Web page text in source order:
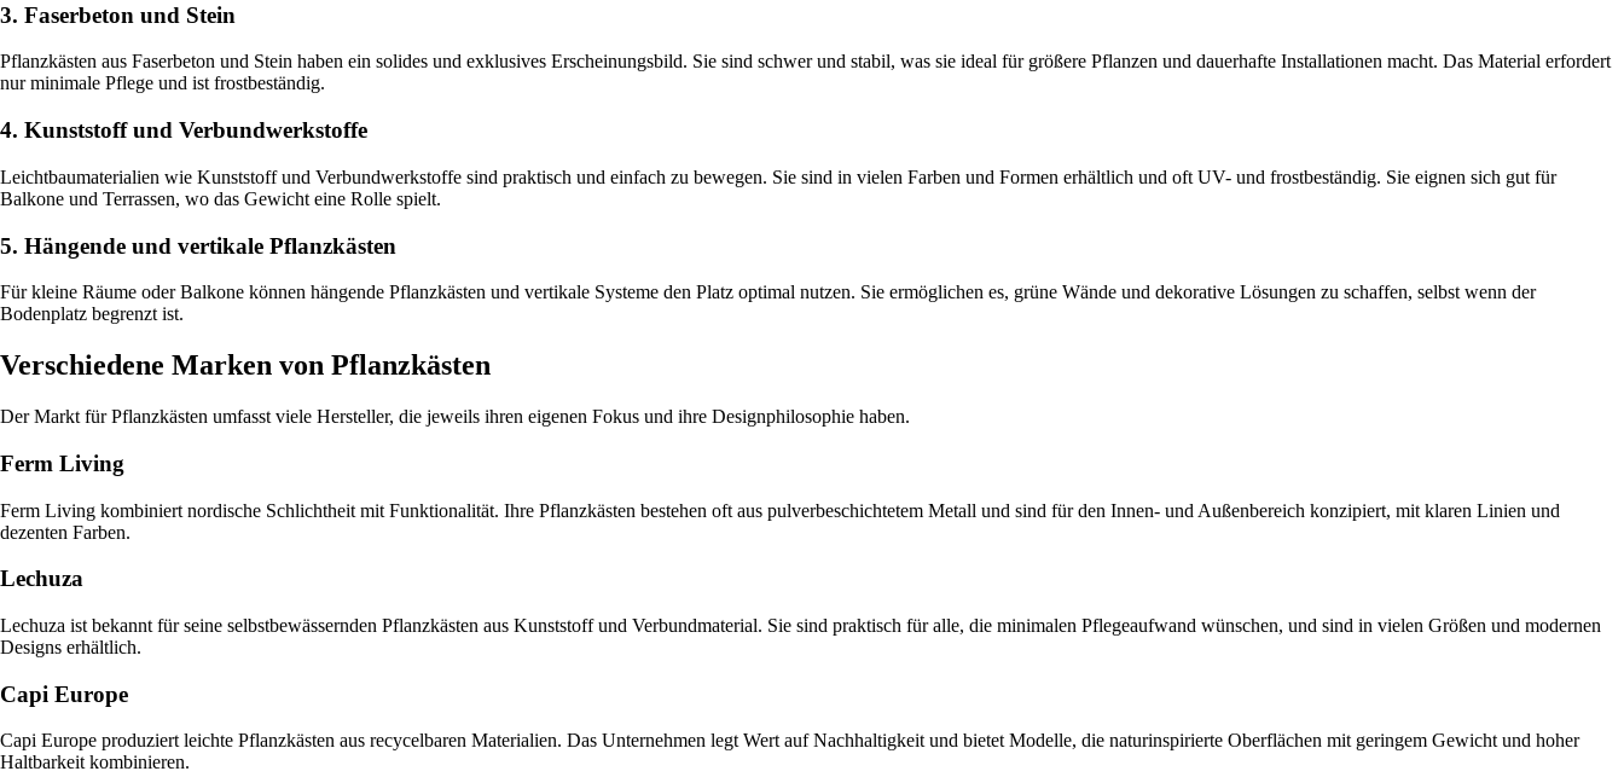
3. Faserbeton und Stein
Pflanzkästen aus Faserbeton und Stein haben ein solides und exklusives Erscheinungsbild. Sie sind schwer und stabil, was sie ideal für größere Pflanzen und dauerhafte Installationen macht. Das Material erfordert
nur minimale Pflege und ist frostbeständig.
4. Kunststoff und Verbundwerkstoffe
Leichtbaumaterialien wie Kunststoff und Verbundwerkstoffe sind praktisch und einfach zu bewegen. Sie sind in vielen Farben und Formen erhältlich und oft UV- und frostbeständig. Sie eignen sich gut für
Balkone und Terrassen, wo das Gewicht eine Rolle spielt.
5. Hängende und vertikale Pflanzkästen
Für kleine Räume oder Balkone können hängende Pflanzkästen und vertikale Systeme den Platz optimal nutzen. Sie ermöglichen es, grüne Wände und dekorative Lösungen zu schaffen, selbst wenn der
Bodenplatz begrenzt ist.
Verschiedene Marken von Pflanzkästen
Der Markt für Pflanzkästen umfasst viele Hersteller, die jeweils ihren eigenen Fokus und ihre Designphilosophie haben.
Ferm Living
Ferm Living kombiniert nordische Schlichtheit mit Funktionalität. Ihre Pflanzkästen bestehen oft aus pulverbeschichtetem Metall und sind für den Innen- und Außenbereich konzipiert, mit klaren Linien und
dezenten Farben.
Lechuza
Lechuza ist bekannt für seine selbstbewässernden Pflanzkästen aus Kunststoff und Verbundmaterial. Sie sind praktisch für alle, die minimalen Pflegeaufwand wünschen, und sind in vielen Größen und modernen
Designs erhältlich.
Capi Europe
Capi Europe produziert leichte Pflanzkästen aus recycelbaren Materialien. Das Unternehmen legt Wert auf Nachhaltigkeit und bietet Modelle, die naturinspirierte Oberflächen mit geringem Gewicht und hoher
Haltbarkeit kombinieren.